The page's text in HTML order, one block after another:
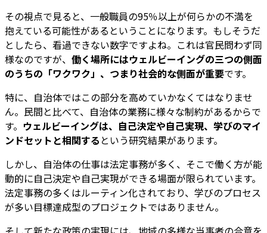
その視点で見ると、一般職員の95％以上が何らかの不満を
抱えている可能性があるということになります。もしそうだ
としたら、看過できない数字ですよね。これは官民問わず同
様なのですが、 働く場所にはウェルビーイングの三つの側面
のうちの「ワクワク」、つまり社会的な側面が重要です。
特に、自治体ではこの部分を高めていかなくてはなりませ
ん。民間と比べて、自治体の業務に様々な制約があるからで
す。 ウェルビーイングは、自己決定や自己実現、学びのマイ
ンドセットと相関する という研究結果があります。
しかし、自治体の仕事は法定事務が多く、そこで働く方が能
動的に自己決定や自己実現ができる場面が限られています。
法定事務の多くはルーティン化されており、学びのプロセス
が多い目標達成型のプロジェクトではありません。